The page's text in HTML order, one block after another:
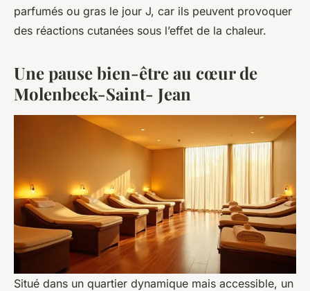
parfumés ou gras le jour J, car ils peuvent provoquer
des réactions cutanées sous l’effet de la chaleur.
Une pause bien-être au cœur de
Molenbeek-Saint- Jean
Situé dans un quartier dynamique mais accessible, un